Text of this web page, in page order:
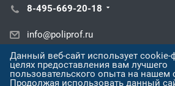
8-495-669-20-18
info@poliprof.ru
ул. Торпедо, 45В
Данный веб-сайт использует
целях предоставления вам лучшего
пользовательского опыта на нашем
Продолжая использовать данный